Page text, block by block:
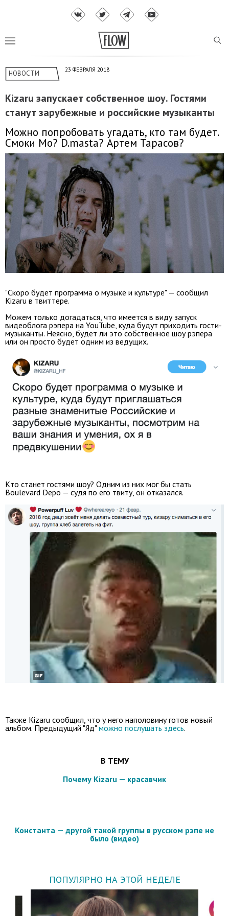
НОВОСТИ 23 ФЕВРАЛЯ 2018
Kizaru запускает собственное шоу. Гостями
станут зарубежные и российские музыканты
Можно попробовать угадать, кто там будет.
Смоки Мо? D.masta? Артем Тарасов?
"Скоро будет программа о музыке и культуре" — сообщил
Kizaru в твиттере.
Можем только догадаться, что имеется в виду запуск
видеоблога рэпера на YouTube, куда будут приходить гости-
музыканты. Неясно, будет ли это собственное шоу рэпера
или он просто будет одним из ведущих.
Кто станет гостями шоу? Одним из них мог бы стать
Boulevard Depo — судя по его твиту, он отказался.
Также Kizaru сообщил, что у него наполовину готов новый
альбом. Предыдущий "Яд"можно послушать здесь.
В ТЕМУ
Почему Kizaru — красавчик
Константа — другой такой группы в русском рэпе не
было (видео)
ПОПУЛЯРНО НА ЭТОЙ НЕДЕЛЕ